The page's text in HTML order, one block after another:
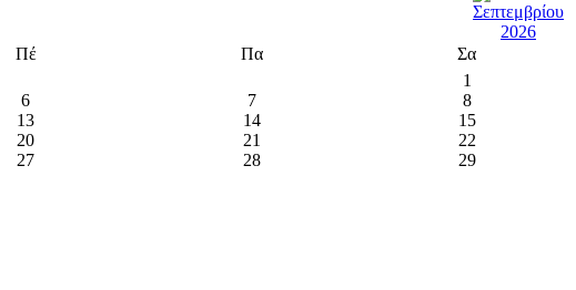
Πέ Πα
Σα
1
6 7
8
13 14
15
20 21
22
27 28
29